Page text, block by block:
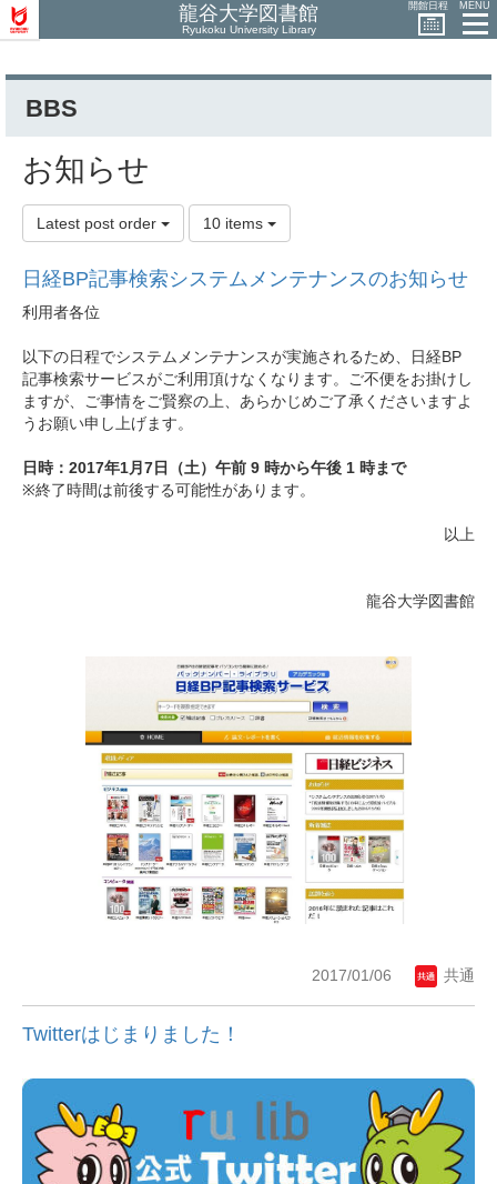
龍谷大学図書館
Ryukoku University Library
開館日程 MENU
BBS
お知らせ
Latest post order 10 items
日経BP記事検索システムメンテナンスのお知らせ
利用者各位
以下の日程でシステムメンテナンスが実施されるため、日経BP
記事検索サービスがご利用頂けなくなります。ご不便をお掛けし
ますが、ご事情をご賢察の上、あらかじめご了承くださいますよ
うお願い申し上げます。
日時：2017年1月7日（土）午前 9 時から午後 1 時まで
※終了時間は前後する可能性があります。
以上
龍谷大学図書館
2017/01/06 共通
Twitterはじまりました！